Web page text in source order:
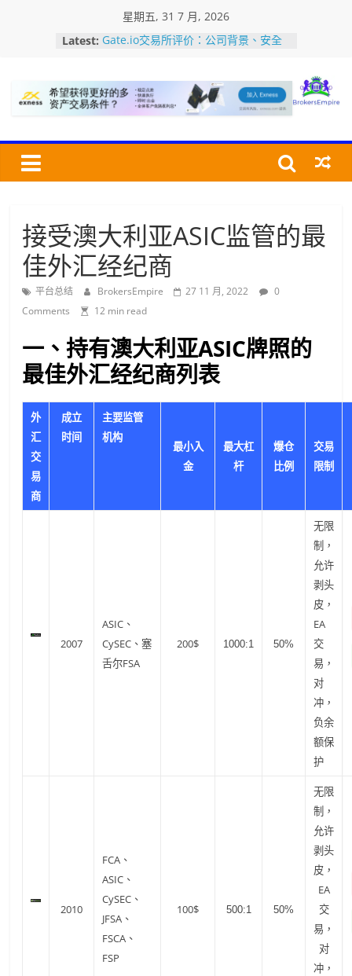
星期五, 31 7 月, 2026
Latest: Gate.io交易所评价：公司背景、安全
美国MSB牌照是什么？如何查询MSB
牌照？认识加密货币监管牌照
加密货币交易所的深度是指什么？深度
交
易
纪
商
接受澳大利亚ASIC监管的最
佳外汇经纪商
平台总结 BrokersEmpire 27 11 月, 2022
0
Comments
12 min read
一、持有澳大利亚ASIC牌照的
最佳外汇经纪商列表
外
汇
交
易
商
成立
时间
主要监管
机构
最小入
金
最大杠
杆
爆仓
比例
交易
限制
2007
ASIC、
CySEC、塞
舌尔FSA
200$ 1000:1 50%
无限
制，
允许
剥头
皮，
EA
交
易，
对
冲，
负余
额保
护
2010
FCA、
ASIC、
CySEC、
JFSA、
FSCA、
FSP
100$ 500:1 50%
无限
制，
允许
剥头
皮，
EA
交
易，
对
冲，